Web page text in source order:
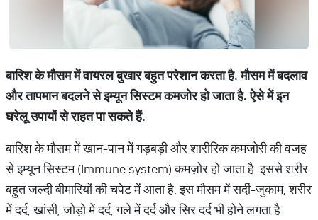
बारिश के मौसम में वायरल बुखार बहुत परेशान करता है. मौसम में बदलाव
और तापमान बदलने से इम्यून सिस्टम कमजोर हो जाता है. ऐसे में इन
घरेलू उपायों से राहत पा सकते हैं.
बारिश के मौसम में खान-पान में गड़बड़ी और शारीरिक कमजोरी की वजह
से इम्यून सिस्टम (Immune system) कमज़ोर हो जाता है. इससे शरीर
बहुत जल्दी बीमारियों की चपेट में आता है. इस मौसम में सर्दी-जुकाम, शरीर
में दर्द, खांसी, जोड़ो में दर्द, गले में दर्द और सिर दर्द भी होने लगता है.